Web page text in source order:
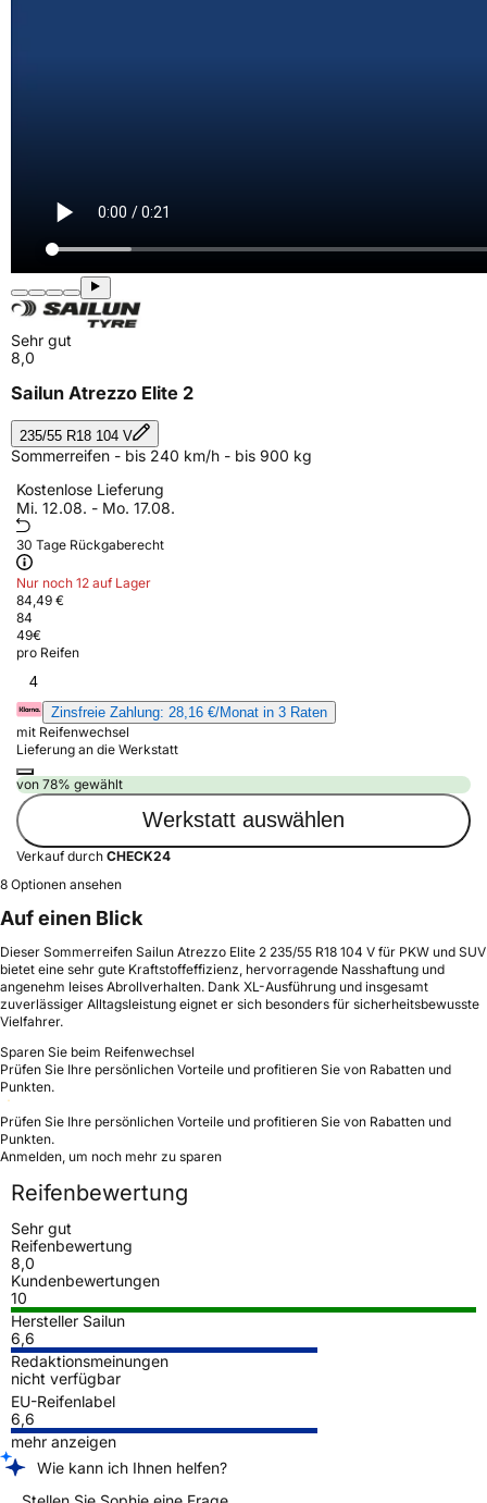
Sehr gut
8,0
Sailun Atrezzo Elite 2
235/55 R18 104 V
Sommerreifen - bis 240 km/h - bis 900 kg
Kostenlose Lieferung
Mi. 12.08. - Mo. 17.08.
30 Tage Rückgaberecht
Nur noch 12 auf Lager
84,49 €
84
49€
pro Reifen
4
Zinsfreie Zahlung: 28,16 €/Monat in 3 Raten
mit Reifenwechsel
Lieferung an die Werkstatt
von 78% gewählt
Werkstatt auswählen
Verkauf durch CHECK24
8 Optionen ansehen
Auf einen Blick
Dieser Sommerreifen Sailun Atrezzo Elite 2 235/55 R18 104 V für PKW und SUV
bietet eine sehr gute Kraftstoffeffizienz, hervorragende Nasshaftung und
angenehm leises Abrollverhalten. Dank XL-Ausführung und insgesamt
zuverlässiger Alltagsleistung eignet er sich besonders für sicherheitsbewusste
Vielfahrer.
Sparen Sie beim Reifenwechsel
Prüfen Sie Ihre persönlichen Vorteile und profitieren Sie von Rabatten und
Punkten.
Prüfen Sie Ihre persönlichen Vorteile und profitieren Sie von Rabatten und
Punkten.
Anmelden, um noch mehr zu sparen
Reifenbewertung
Sehr gut
Reifenbewertung
8,0
Kundenbewertungen
10
Hersteller Sailun
6,6
Redaktionsmeinungen
nicht verfügbar
EU-Reifenlabel
6,6
mehr anzeigen
Wie kann ich Ihnen helfen?